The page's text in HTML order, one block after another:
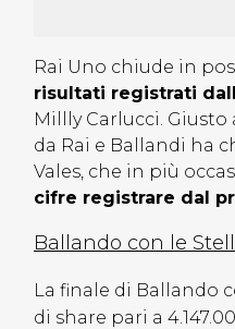
Rai Uno chiude in
risultati registrati
Millly Carlucci.
da Rai e Ballandi ha
Vales, che in più
cifre registrare dal
Ballando con le
La finale di Ballando
di share pari a